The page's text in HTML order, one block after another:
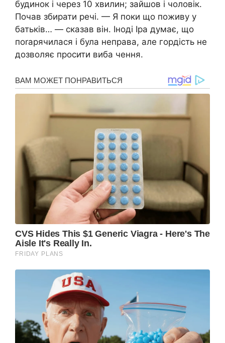
будинок і через 10 хвилин; зайшов і чоловік.
Почав збирати речі. — Я поки що поживу у
батьків… — сказав він. Іноді Іра думає, що
поrарячилася і була неправа, але гордість не
дозволяє просити виба чення.